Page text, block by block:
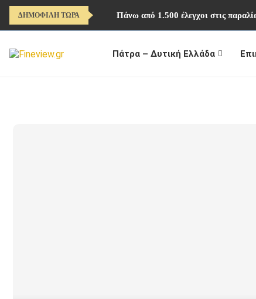
ΔΗΜΟΦΙΛΗ ΤΩΡΑ Πάνω από 1.500 έλεγχοι στις
Πάτρα – Δυτική Ελλάδα